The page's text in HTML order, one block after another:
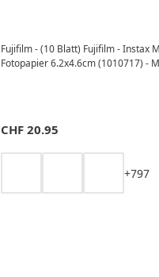
Fujifilm - (10 Blatt) Fujifilm - Instax
Fotopapier 6.2x4.6cm (1010717) -
CHF 20.95
+797